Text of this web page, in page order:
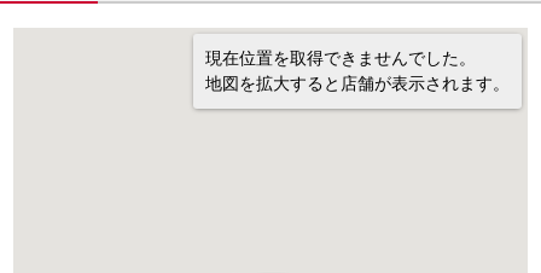
現在位置を取得できませんでした。
地図を拡大すると店舗が表示されます。